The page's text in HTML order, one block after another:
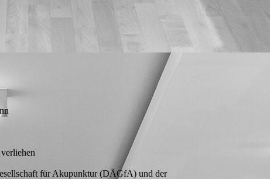
für Akupunktur (DÄGfA) und der